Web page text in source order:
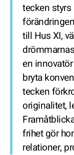
tecken
till Hus XI,
en
bryta
tecken
originalitet,
frihet gör
relationer,